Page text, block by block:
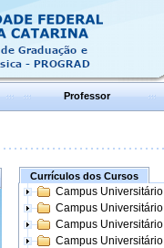
Professor
Currículos dos Cursos
Campus
Campus
Campus
Campus